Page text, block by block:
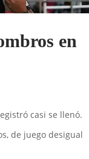
en
casi se llenó.
de juego desigual